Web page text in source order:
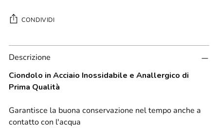
CONDIVIDI
Aggiungere
un
prodotto
al
carrello...
Descrizione
Ciondolo in Acciaio Inossidabile e Anallergico di
Prima Qualità
Garantisce la buona conservazione nel tempo anche a
contatto con l'acqua